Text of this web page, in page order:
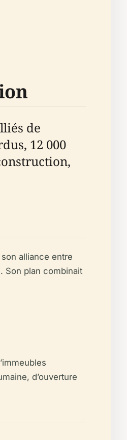
de
12 000
alliance entre
Son plan combinait
d’ouverture